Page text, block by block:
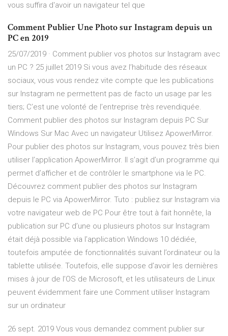
vous suffira d'avoir un navigateur tel que
Comment Publier Une Photo sur Instagram depuis un
PC en 2019
25/07/2019 · Comment publier vos photos sur Instagram avec
un PC ? 25 juillet 2019 Si vous avez l’habitude des réseaux
sociaux, vous vous rendez vite compte que les publications
sur Instagram ne permettent pas de facto un usage par les
tiers; C’est une volonté de l’entreprise très revendiquée.
Comment publier des photos sur Instagram depuis PC Sur
Windows Sur Mac Avec un navigateur Utilisez ApowerMirror.
Pour publier des photos sur Instagram, vous pouvez très bien
utiliser l’application ApowerMirror. Il s’agit d’un programme qui
permet d’afficher et de contrôler le smartphone via le PC.
Découvrez comment publier des photos sur Instagram
depuis le PC via ApowerMirror. Tuto : publiez sur Instagram via
votre navigateur web de PC Pour être tout à fait honnête, la
publication sur PC d’une ou plusieurs photos sur Instagram
était déjà possible via l’application Windows 10 dédiée,
toutefois amputée de fonctionnalités suivant l’ordinateur ou la
tablette utilisée. Toutefois, elle suppose d’avoir les dernières
mises à jour de l’OS de Microsoft, et les utilisateurs de Linux
peuvent évidemment faire une Comment utiliser Instagram
sur un ordinateur
26 sept. 2019 Vous vous demandez comment publier sur